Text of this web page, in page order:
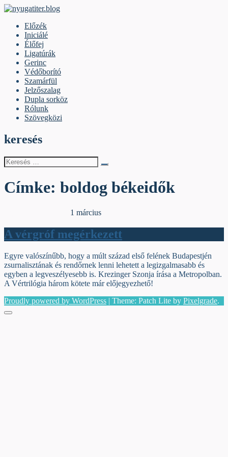
Skip
contentElőzék
Iniciálé
Élőfej
Ligatúrák
Gerinc
Védőborító
Szamárfül
Jelzőszalag
Dupla sorköz
Rólunk
Szövegközi
keresés
Keresés
erre:
Címke: boldog békeidők
1 március
A vérgróf megérkezett
Egyre valószínűbb, hogy a múlt század első felének Budapestjén
zsurnalisztának és rendőrnek lenni lehetett a legizgalmasabb és
egyben a legveszélyesebb is. Krezinger Szonja írása a Metropolban.
A Vértrilógia három kötete már előjegyezhető!
Proudly powered by WordPress | Theme: Patch Lite by Pixelgrade.
Menu